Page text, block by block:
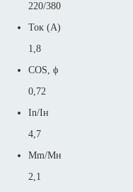
220/380
Ток (А)
1,8
COS, ϕ
0,72
In/Iн
4,7
Mm/Mн
2,1